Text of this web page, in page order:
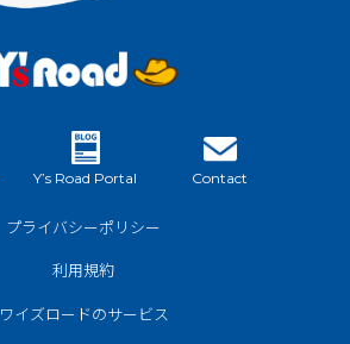
Y’s Road Portal Contact
プライバシーポリシー
利用規約
ワイズロードのサービス